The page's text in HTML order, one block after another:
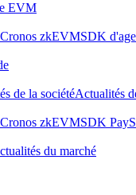
EVM
Cronos zkEVMSDK
de la sociétéActualités
Cronos zkEVMSDK Pay
du marché